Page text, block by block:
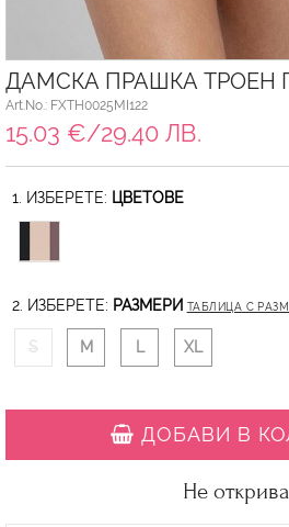
ДАМСКА ПРАШКА ТРОЕН
Art.No.: FXTH0025MI122
15.03 €/29.40 ЛВ.
1. ИЗБЕРЕТЕ: ЦВЕТОВЕ
2. ИЗБЕРЕТЕ: РАЗМЕРИ ТАБЛИЦА С
S M L XL
ДОБАВИ В
Не